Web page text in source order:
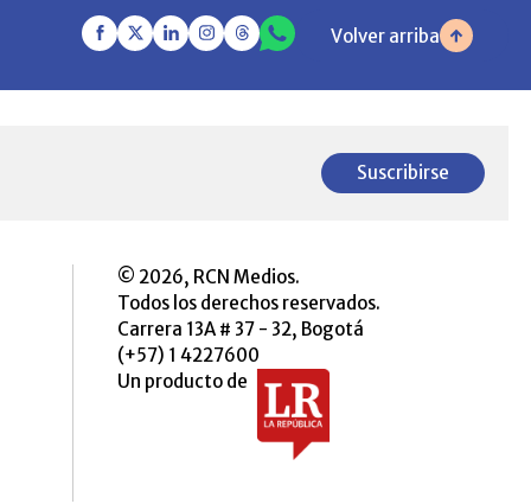
Volver arriba
Suscribirse
© 2026, RCN Medios.
Todos los derechos reservados.
Carrera 13A # 37 - 32, Bogotá
(+57) 1 4227600
Un producto de